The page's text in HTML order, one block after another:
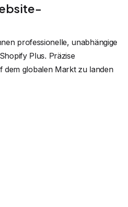
professionelle, unabhängige
Plus. Präzise
dem globalen Markt zu landen